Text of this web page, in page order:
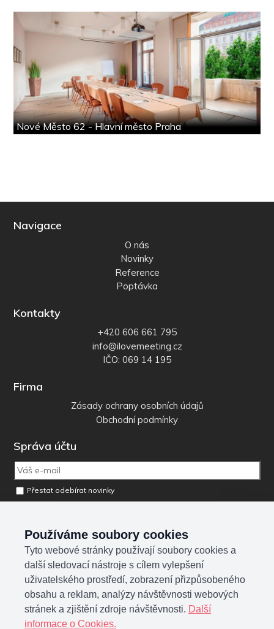
Nové Město 62 - Hlavní město Praha
Navigace
O nás
Novinky
Reference
Poptávka
Kontakty
+420 606 661 795
info@ilovemeeting.cz
IČO: 069 14 195
Firma
Zásady ochrany osobních údajů
Obchodní podmínky
Správa účtu
Přestat odebírat novinky
Sociální sítě
Používáme soubory cookies
Tyto webové stránky používají soubory cookies a
další sledovací nástroje s cílem vylepšení
uživatelského prostředí, zobrazení přizpůsobeného
obsahu a reklam, analýzy návštěvnosti webových
stránek a zjištění zdroje návštěvnosti. Další
informace o Cookies.